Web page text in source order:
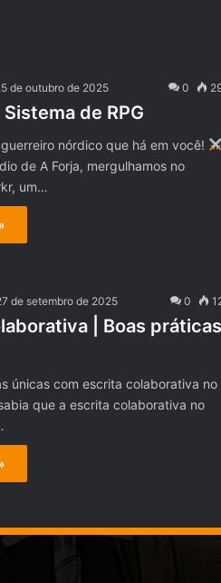
de outubro de 2025 0
de RPG
nórdico que há em você!
de A Forja, mergulhamos no
um…
de setembro de 2025 0
| Boas práticas
únicas com escrita colaborativa no
que a escrita colaborativa no